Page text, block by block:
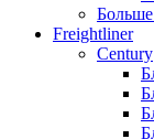
Freightliner
Century